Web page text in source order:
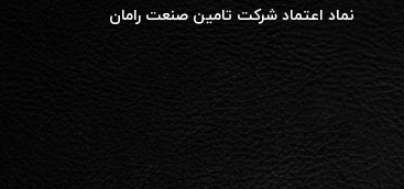
نماد اعتماد شرکت تامین صنعت رامان